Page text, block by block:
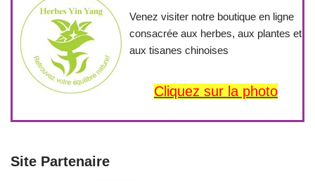
Venez visiter notre boutique en ligne
consacrée aux herbes, aux plantes et
aux tisanes chinoises
Cliquez sur la photo
Site Partenaire